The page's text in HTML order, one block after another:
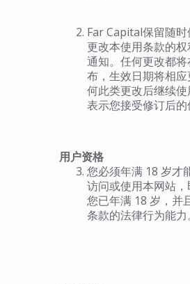
Far Capital保留随
更改本使用条款的
通知。任何更改都
布，生效日期将相
何此类更改后继续
表示您接受修订后的
用户资格
您必须年满 18 岁才
访问或使用本网站
您已年满 18 岁，并
条款的法律行为能力。